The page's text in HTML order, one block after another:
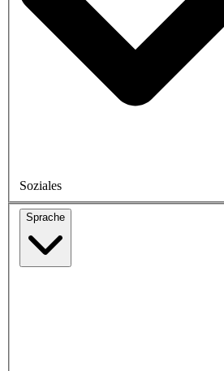
Soziales
Sprache